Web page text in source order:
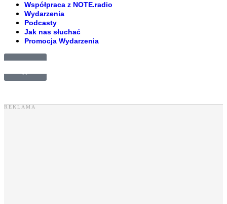
Współpraca z NOTE.radio
Wydarzenia
Podcasty
Jak nas słuchać
Promocja Wydarzenia
£0.00